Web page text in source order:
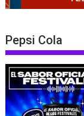
Pepsi Cola